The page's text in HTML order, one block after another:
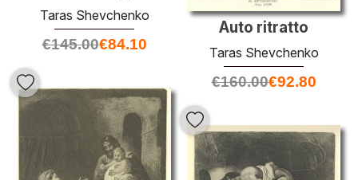
Auto ritratto
Taras Shevchenko
€160.00€92.80
Taras Shevchenko
€145.00€84.10